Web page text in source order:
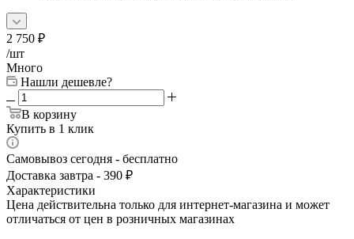
2 750 ₽
/шт
Много
Нашли дешевле?
В корзину
Купить в 1 клик
Самовывоз сегодня - бесплатно
Доставка завтра - 390 ₽
Характеристики
Цена действительна только для интернет-магазина и может
отличаться от цен в розничных магазинах